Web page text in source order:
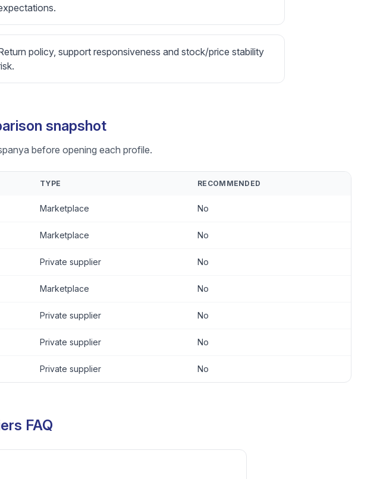
policy, support responsiveness and stock/price stability
snapshot
before opening each profile.
TYPE RECOMMENDED
Marketplace No
Marketplace No
Private supplier No
Marketplace No
Private supplier No
Private supplier No
Private supplier No
FAQ